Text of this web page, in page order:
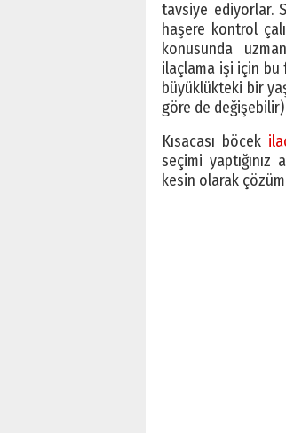
tavsiye ediyorlar.
haşere kontrol
konusunda
ilaçlama işi için bu
büyüklükteki bir
göre de
Kısacası böcek
seçimi
kesin olarak